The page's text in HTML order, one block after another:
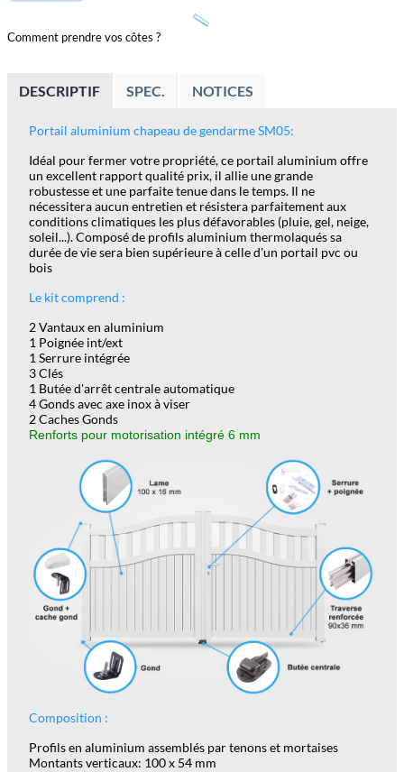
Comment prendre vos côtes ?
DESCRIPTIF SPEC. NOTICES
Portail aluminium chapeau de gendarme SM05:
Idéal pour fermer votre propriété, ce portail aluminium offre
un excellent rapport qualité prix, il allie une grande
robustesse et une parfaite tenue dans le temps. Il ne
nécessitera aucun entretien et résistera parfaitement aux
conditions climatiques les plus défavorables (pluie, gel, neige,
soleil...). Composé de profils aluminium thermolaqués sa
durée de vie sera bien supérieure à celle d'un portail pvc ou
bois
Le kit comprend :
2 Vantaux en aluminium
1 Poignée int/ext
1 Serrure intégrée
3 Clés
1 Butée d'arrêt centrale automatique
4 Gonds avec axe inox à viser
2 Caches Gonds
Renforts pour motorisation intégré 6 mm
Composition :
Profils en aluminium assemblés par tenons et mortaises
Montants verticaux: 100 x 54 mm